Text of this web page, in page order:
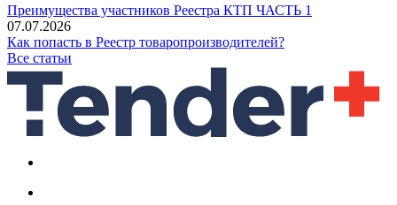
Преимущества участников Реестра КТП ЧАСТЬ 1
07.07.2026
Как попасть в Реестр товаропроизводителей?
Все статьи